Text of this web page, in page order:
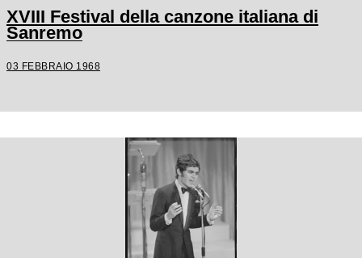
XVIII Festival della canzone italiana di
Sanremo
03 FEBBRAIO 1968